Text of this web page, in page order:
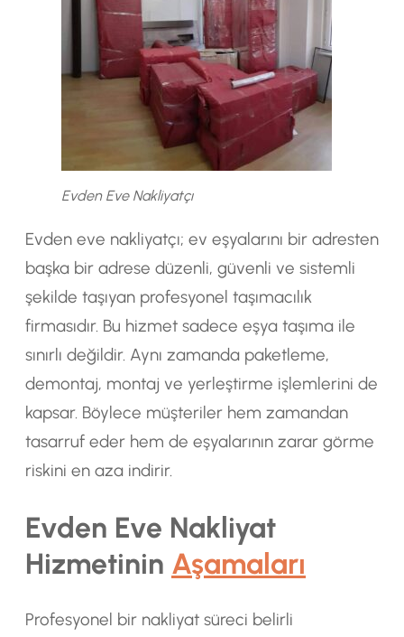
Evden Eve Nakliyatçı
Evden eve nakliyatçı; ev eşyalarını bir adresten
başka bir adrese düzenli, güvenli ve sistemli
şekilde taşıyan profesyonel taşımacılık
firmasıdır. Bu hizmet sadece eşya taşıma ile
sınırlı değildir. Aynı zamanda paketleme,
demontaj, montaj ve yerleştirme işlemlerini de
kapsar. Böylece müşteriler hem zamandan
tasarruf eder hem de eşyalarının zarar görme
riskini en aza indirir.
Evden Eve Nakliyat
Hizmetinin Aşamaları
Profesyonel bir nakliyat süreci belirli